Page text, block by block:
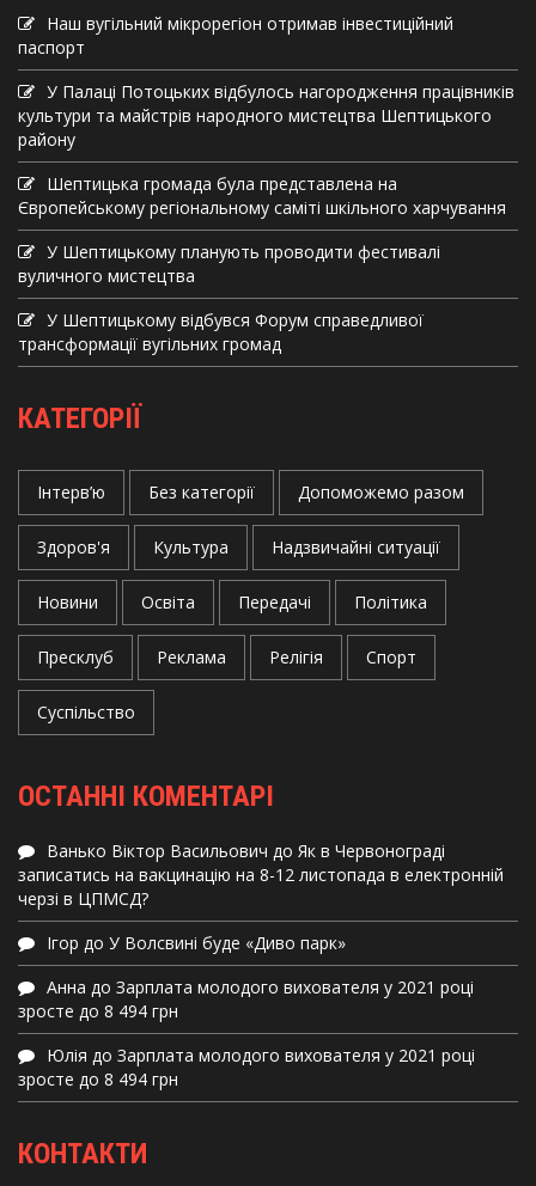
Наш вугільний мікрорегіон отримав інвеcтиційний
паспорт
У Палаці Потоцьких відбулось нагородження працівників
культури та майстрів народного мистецтва Шептицького
району
Шептицька громада була представлена на
Європейському регіональному саміті шкільного харчування
У Шептицькому планують проводити фестивалі
вуличного мистецтва
У Шептицькому відбувся Форум справедливої
трансформації вугільних громад
КАТЕГОРІЇ
Інтерв’ю Без категорії Допоможемо разом
Здоров'я Культура Надзвичайні ситуації
Новини Освіта Передачі Політика
Пресклуб Реклама Релігія Спорт
Суспільство
ОСТАННІ КОМЕНТАРІ
Ванько Віктор Васильович до Як в Червонограді
записатись на вакцинацію на 8-12 листопада в електронній
черзі в ЦПМСД?
Ігор до У Волсвині буде «Диво парк»
Анна до Зарплата молодого вихователя у 2021 році
зросте до 8 494 грн
Юлія до Зарплата молодого вихователя у 2021 році
зросте до 8 494 грн
КОНТАКТИ